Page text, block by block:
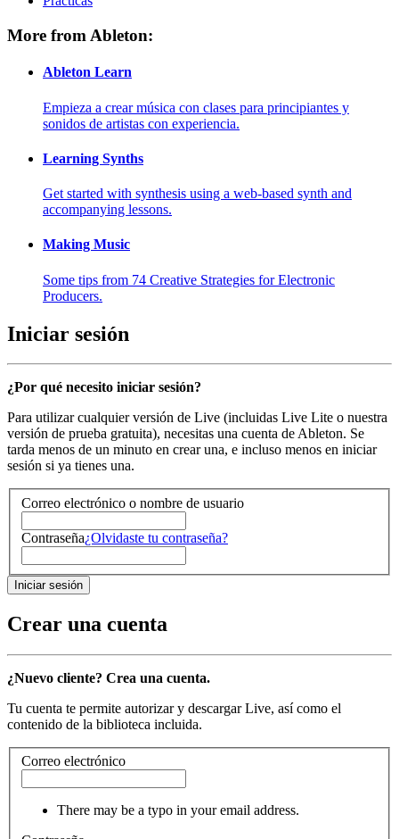
More from Ableton:
Ableton Learn
Empieza a crear música con clases para principiantes y
sonidos de artistas con experiencia.
Learning Synths
Get started with synthesis using a web-based synth and
accompanying lessons.
Making Music
Some tips from 74 Creative Strategies for Electronic
Producers.
Iniciar sesión
¿Por qué necesito iniciar sesión?
Para utilizar cualquier versión de Live (incluidas Live Lite o nuestra
versión de prueba gratuita), necesitas una cuenta de Ableton. Se
tarda menos de un minuto en crear una, e incluso menos en iniciar
sesión si ya tienes una.
Correo electrónico o nombre de usuario
Contraseña¿Olvidaste tu contraseña?
Crear una cuenta
¿Nuevo cliente? Crea una cuenta.
Tu cuenta te permite autorizar y descargar Live, así como el
contenido de la biblioteca incluida.
Correo electrónico
There may be a typo in your email address.